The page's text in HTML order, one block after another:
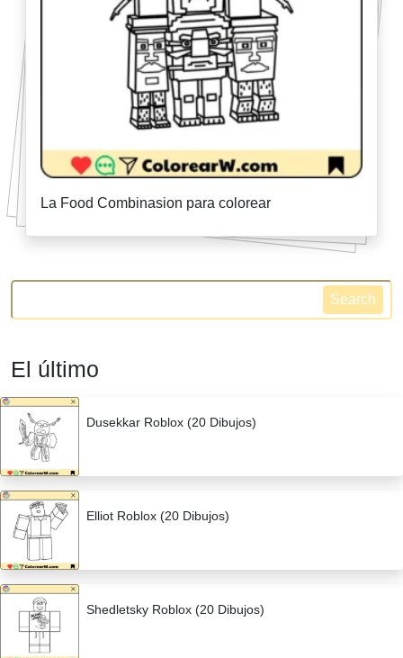
La Food Combinasion para colorear
Search
El último
Dusekkar Roblox (20 Dibujos)
Elliot Roblox (20 Dibujos)
Shedletsky Roblox (20 Dibujos)